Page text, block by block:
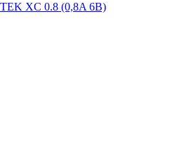
XC 0.8 (0,8A 6В)